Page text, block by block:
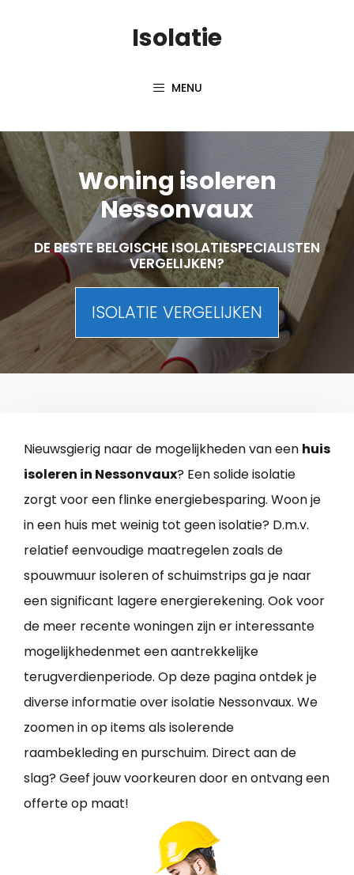
Isolatie
MENU
Woning isoleren
Nessonvaux
DE BESTE BELGISCHE ISOLATIESPECIALISTEN
VERGELIJKEN?
ISOLATIE VERGELIJKEN
Nieuwsgierig naar de mogelijkheden van een huis
isoleren in Nessonvaux? Een solide isolatie
zorgt voor een flinke energiebesparing. Woon je
in een huis met weinig tot geen isolatie? D.m.v.
relatief eenvoudige maatregelen zoals de
spouwmuur isoleren of schuimstrips ga je naar
een significant lagere energierekening. Ook voor
de meer recente woningen zijn er interessante
mogelijkhedenmet een aantrekkelijke
terugverdienperiode. Op deze pagina ontdek je
diverse informatie over isolatie Nessonvaux. We
zoomen in op items als isolerende
raambekleding en purschuim. Direct aan de
slag? Geef jouw voorkeuren door en ontvang een
offerte op maat!